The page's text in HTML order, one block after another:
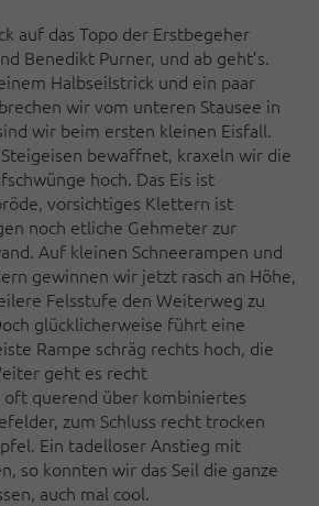
auf das Topo der Erstbegeher
Benedikt Purner, und ab geht’s.
Halbseilstrick und ein paar
wir vom unteren Stausee in
wir beim ersten kleinen Eisfall.
bewaffnet, kraxeln wir die
hoch. Das Eis ist
vorsichtiges Klettern ist
noch etliche Gehmeter zur
Auf kleinen Schneerampen und
gewinnen wir jetzt rasch an Höhe,
Felsstufe den Weiterweg zu
glücklicherweise führt eine
Rampe schräg rechts hoch, die
geht es recht
oft querend über kombiniertes
zum Schluss recht trocken
Ein tadelloser Anstieg mit
so konnten wir das Seil die ganze
auch mal cool.